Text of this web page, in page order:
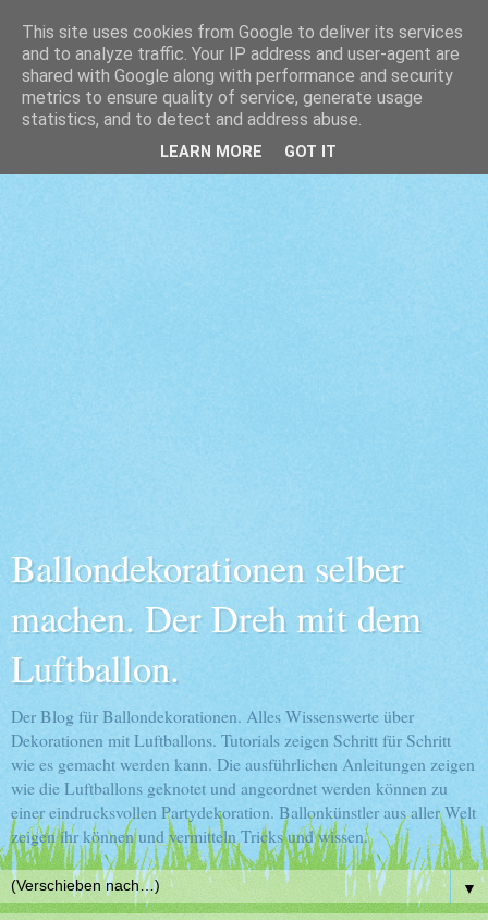
Ballondekorationen selber
machen. Der Dreh mit dem
Luftballon.
Der Blog für Ballondekorationen. Alles Wissenswerte über
Dekorationen mit Luftballons. Tutorials zeigen Schritt für Schritt
wie es gemacht werden kann. Die ausführlichen Anleitungen zeigen
wie die Luftballons geknotet und angeordnet werden können zu
einer eindrucksvollen Partydekoration. Ballonkünstler aus aller Welt
zeigen ihr können und vermitteln Tricks und wissen.
▼
This site uses cookies from Google to deliver its services
and to analyze traffic. Your IP address and user-agent are
shared with Google along with performance and security
metrics to ensure quality of service, generate usage
statistics, and to detect and address abuse.
LEARN MORE GOT IT